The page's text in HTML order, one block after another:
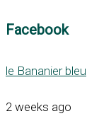
Facebook
le Bananier bleu
2 weeks ago